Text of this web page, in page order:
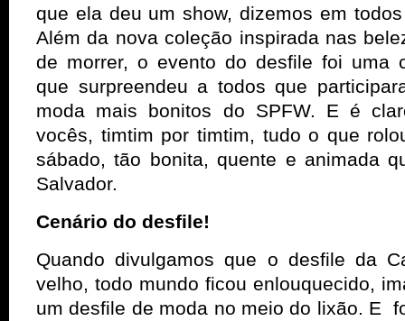
que ela deu um show, dizemos em
Além da nova coleção inspirada nas
de morrer, o evento do desfile foi uma
que surpreendeu a todos que
moda mais bonitos do SPFW. E é
vocês, timtim por timtim, tudo o que
sábado, tão bonita, quente e animada
Salvador.
Cenário do desfile!
Quando divulgamos que o desfile da
velho, todo mundo ficou enlouquecido,
um desfile de moda no meio do lixão. E